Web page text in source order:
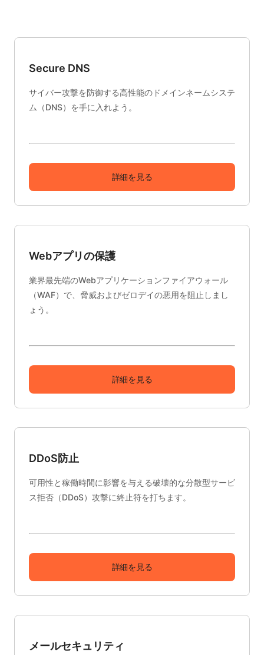
Secure DNS
サイバー攻撃を防御する高性能のドメインネームシステ
ム（DNS）を手に入れよう。
詳細を見る
Webアプリの保護
業界最先端のWebアプリケーションファイアウォール
（WAF）で、脅威およびゼロデイの悪用を阻止しまし
ょう。
詳細を見る
DDoS防止
可用性と稼働時間に影響を与える破壊的な分散型サービ
ス拒否（DDoS）攻撃に終止符を打ちます。
詳細を見る
メールセキュリティ